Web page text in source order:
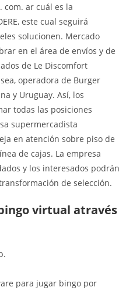
com. ar cuál es la
este cual seguirá
solucionen. Mercado
en el área de envíos y de
de Le Discomfort
operadora de Burger
y Uruguay. Así, los
todas las posiciones
supermercadista
en atención sobre piso de
de cajas. La empresa
y los interesados podrán
de selección.
virtual através
para jugar bingo por